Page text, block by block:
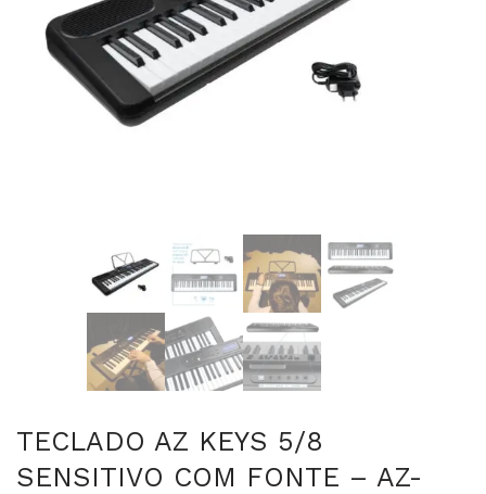
TECLADO AZ KEYS 5/8
SENSITIVO COM FONTE – AZ-